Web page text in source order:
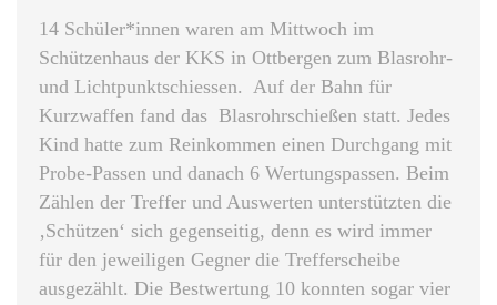
14 Schüler*innen waren am Mittwoch im
Schützenhaus der KKS in Ottbergen zum Blasrohr-
und Lichtpunktschiessen. Auf der Bahn für
Kurzwaffen fand das Blasrohrschießen statt. Jedes
Kind hatte zum Reinkommen einen Durchgang mit
Probe-Passen und danach 6 Wertungspassen. Beim
Zählen der Treffer und Auswerten unterstützten die
‚Schützen‘ sich gegenseitig, denn es wird immer
für den jeweiligen Gegner die Trefferscheibe
ausgezählt. Die Bestwertung 10 konnten sogar vier